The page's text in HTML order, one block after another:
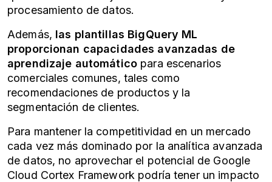
procesamiento de datos.
Además, las plantillas BigQuery ML
proporcionan capacidades avanzadas de
aprendizaje automático para escenarios
comerciales comunes, tales como
recomendaciones de productos y la
segmentación de clientes.
Para mantener la competitividad en un mercado
cada vez más dominado por la analítica avanzada
de datos, no aprovechar el potencial de Google
Cloud Cortex Framework podría tener un impacto